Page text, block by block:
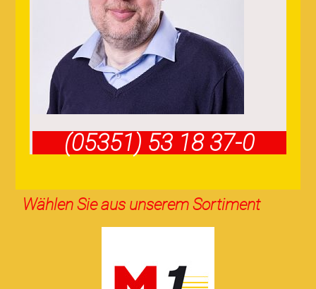
(05351) 53 18 37-0
Wählen Sie aus unserem Sortiment